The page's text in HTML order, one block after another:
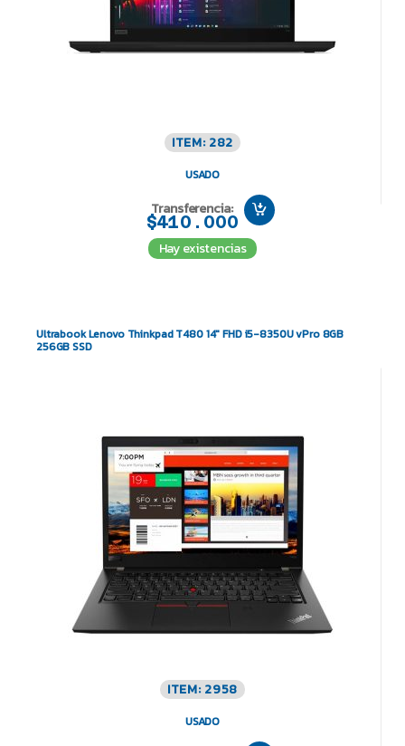
ITEM: 282
USADO
Transferencia:
$410.000
Hay existencias
Ultrabook Lenovo Thinkpad T480 14″ FHD i5-8350U vPro 8GB
256GB SSD
ITEM: 2958
USADO